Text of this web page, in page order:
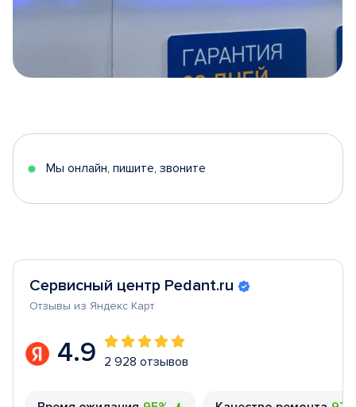
5
Мы онлайн, пишите, звоните
Сервисный центр Pedant.ru
Отзывы из Яндекс Карт
4.9 2 928 отзывов